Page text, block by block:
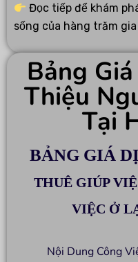
Đọc tiếp để khám
sống của hàng trăm
Bảng
Thiệu
Tại
BẢNG GIÁ
THUÊ GIÚP
VIỆC Ở
Nội Dung Công